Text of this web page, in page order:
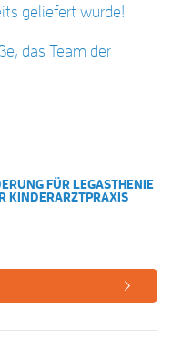
geliefert wurde!
das Team der
FÜR LEGASTHENIE
KINDERARZTPRAXIS